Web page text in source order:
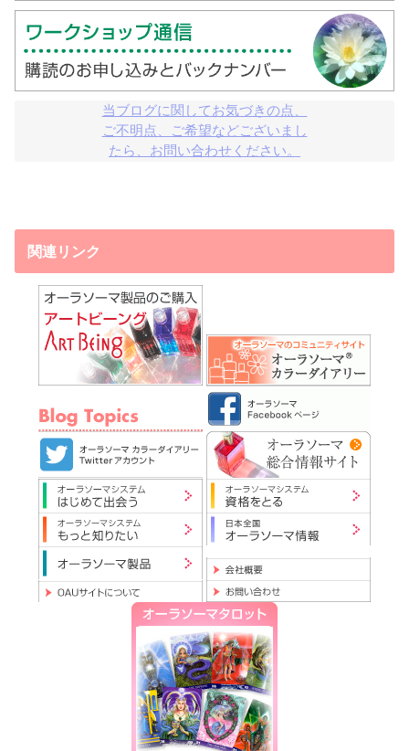
当ブログに関してお気づきの点、
ご不明点、ご希望などございまし
たら、お問い合わせください。
関連リンク